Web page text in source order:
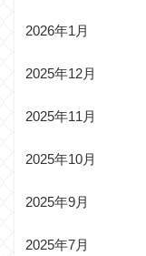
2026年1月
2025年12月
2025年11月
2025年10月
2025年9月
2025年7月